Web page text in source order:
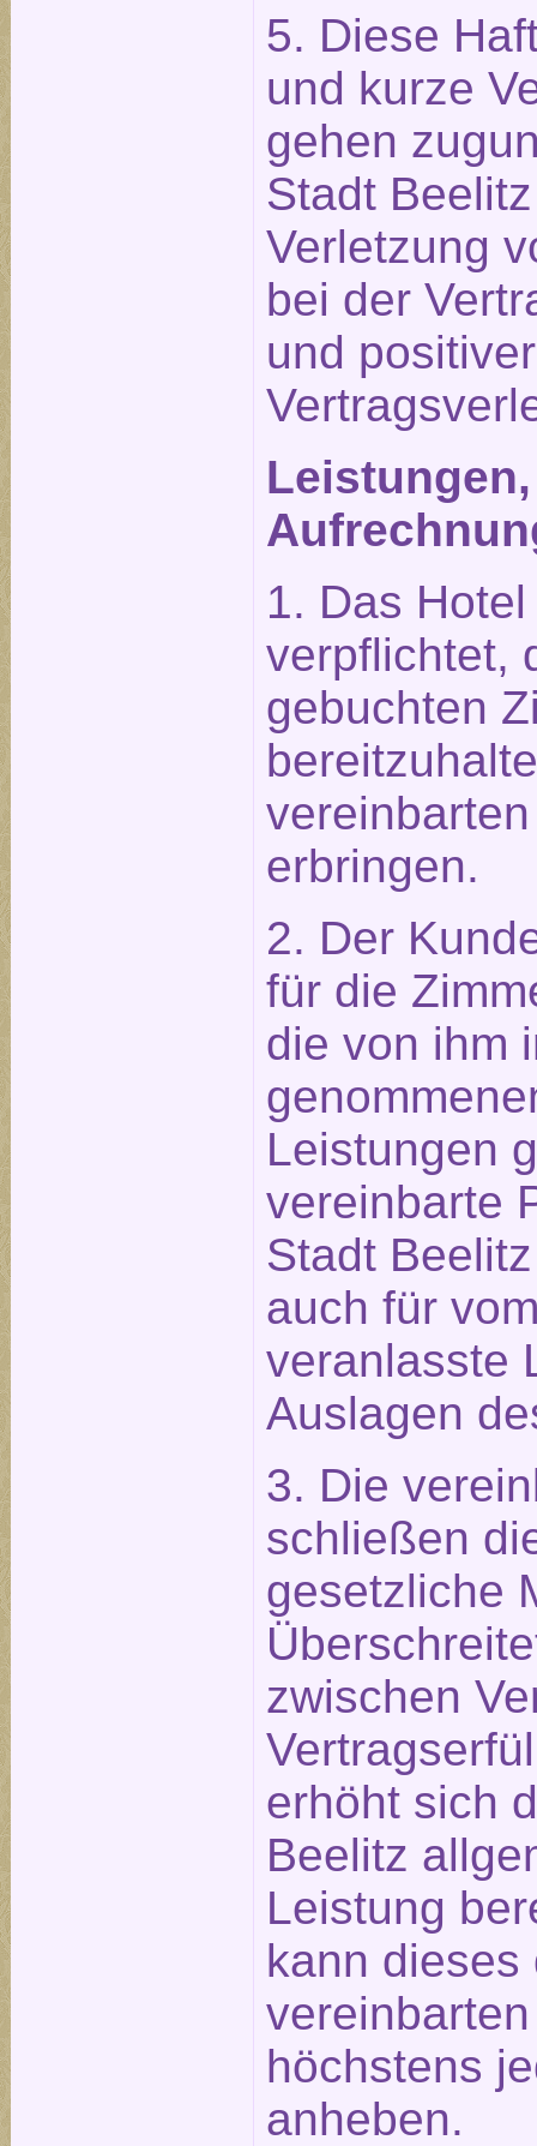
5. Diese
und kurze
gehen
Stadt
Verletzung
bei der
und positiver
1. Das
verpflichtet,
gebuchten
erbringen.
2. Der
für die
die von ihm
Leistungen
vereinbarte
Stadt
auch für
veranlasste
Auslagen
3. Die
schließen
gesetzliche
zwischen
erhöht sich
Beelitz
Leistung
kann dieses
höchstens
anheben.